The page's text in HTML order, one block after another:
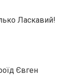
Ласкавий!
Євген